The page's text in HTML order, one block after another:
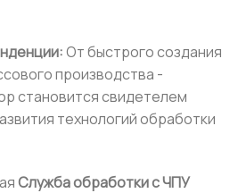
От быстрого создания
производства -
становится свидетелем
технологий обработки
Служба обработки с ЧПУ